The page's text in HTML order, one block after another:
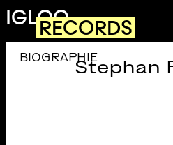
Aller au contenu principal
IGLOORECORDS
Stephan
BIOGRAPHIE